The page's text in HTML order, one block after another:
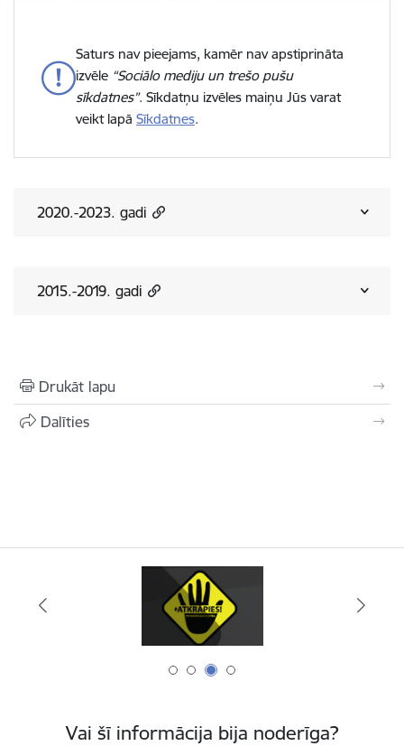
Saturs nav pieejams, kamēr nav apstiprināta
izvēle “Sociālo mediju un trešo pušu
sīkdatnes”. Sīkdatņu izvēles maiņu Jūs varat
veikt lapā Sīkdatnes.
2020.-2023. gadi
2015.-2019. gadi
Drukāt lapu
Dalīties
Vai šī informācija bija noderīga?